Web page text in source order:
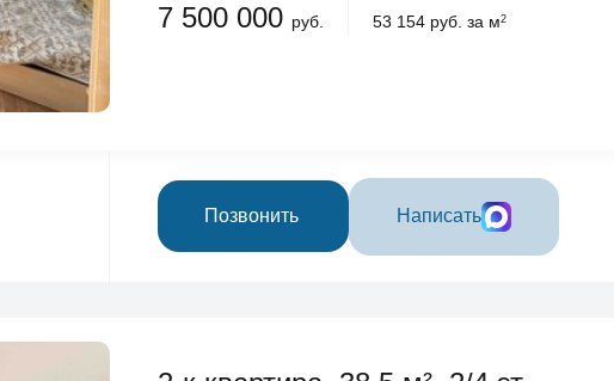
7 500 000 руб. 53 154 руб. за м2
Позвонить Написать